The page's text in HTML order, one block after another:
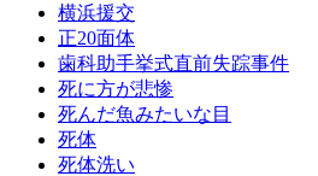
横浜援交
正20面体
歯科助手挙式直前失踪事件
死に方が悲惨
死んだ魚みたいな目
死体
死体洗い